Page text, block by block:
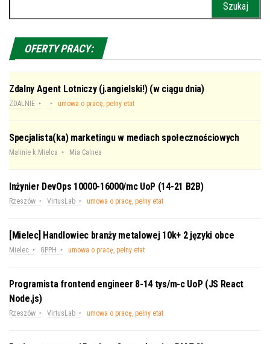
OFERTY PRACY:
Zdalny Agent Lotniczy (j.angielski!) (w ciągu dnia)
ZDALNIE umowa o pracę, pełny etat
Specjalista(ka) marketingu w mediach społecznościowych
Malinie k.Mielca Mia Calnea
Inżynier DevOps 10000-16000/mc UoP (14-21 B2B)
Rzeszów VirtusLab umowa o pracę, pełny etat
[Mielec] Handlowiec branży metalowej 10k+ 2 języki obce
Mielec GPPH umowa o pracę, pełny etat
Programista frontend engineer 8-14 tys/m-c UoP (JS React
Node.js)
Rzeszów VirtusLab umowa o pracę, pełny etat